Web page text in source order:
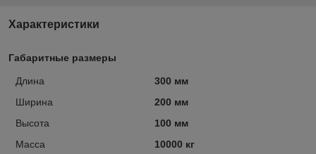
Характеристики
Габаритные размеры
Длина
300 мм
Ширина
200 мм
Высота
100 мм
Масса
10000 кг